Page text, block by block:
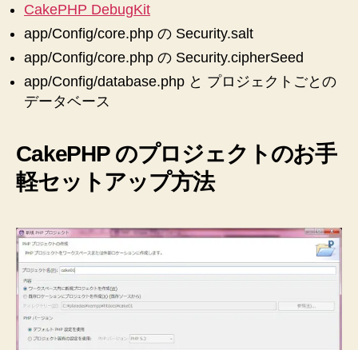
CakePHP DebugKit
app/Config/core.php の Security.salt
app/Config/core.php の Security.cipherSeed
app/Config/database.php と プロジェクトごとの
データベース
CakePHP のプロジェクトのお手
軽セットアップ方法